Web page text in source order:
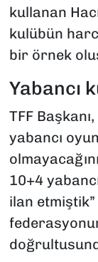
kullanan
kulübün
bir örnek
Yabancı
TFF
yabancı
10+4
ilan